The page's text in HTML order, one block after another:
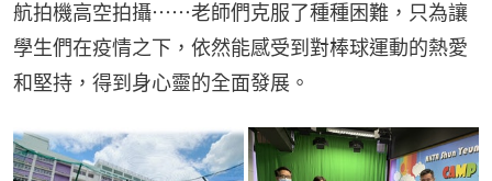
航拍機高空拍攝⋯⋯老師們克服了種種困難，只為讓
學生們在疫情之下，依然能感受到對棒球運動的熱愛
和堅持，得到身心靈的全面發展。